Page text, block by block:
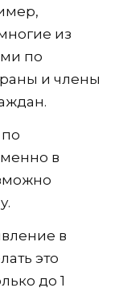
из
по
и члены
в
в
это
до 1